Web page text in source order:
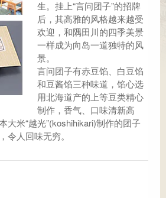
生。挂上“言问团子”的招牌
后，其高雅的风格越来越受
欢迎，和隅田川的四季美景
一样成为向岛一道独特的风
景。
言问团子有赤豆馅、白豆馅
和豆酱馅三种味道，馅心选
用北海道产的上等豆类精心
制作，香气、口味清新高
大米“越光”(koshihikari)制作的团子
令人回味无穷。